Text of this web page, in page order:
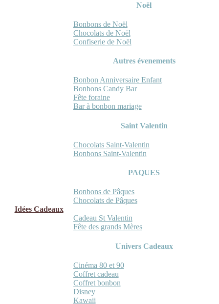
Noël
Bonbons de Noël
Chocolats de Noël
Confiserie de Noël
Autres évenements
Bonbon Anniversaire Enfant
Bonbons Candy Bar
Fête foraine
Bar à bonbon mariage
Saint Valentin
Chocolats Saint-Valentin
Bonbons Saint-Valentin
PAQUES
Bonbons de Pâques
Chocolats de Pâques
Idées Cadeaux
Cadeau St Valentin
Fête des grands Mères
Univers Cadeaux
Cinéma 80 et 90
Coffret cadeau
Coffret bonbon
Disney
Kawaii